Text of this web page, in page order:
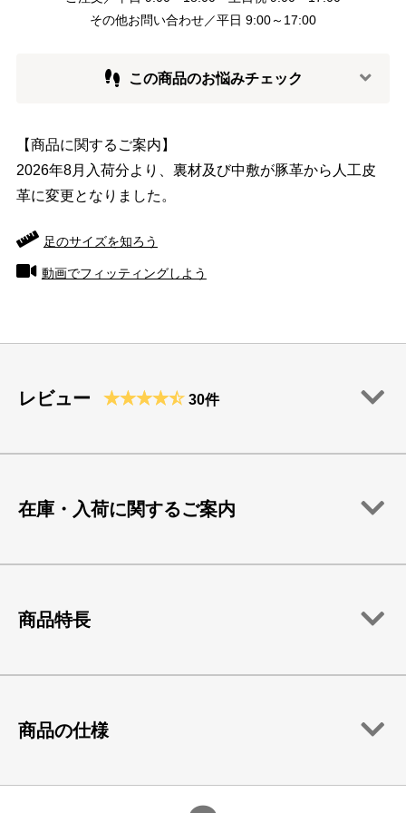
その他お問い合わせ／平日 9:00～17:00
この商品のお悩みチェック
【商品に関するご案内】
2026年8月入荷分より、裏材及び中敷が豚革から人工皮
革に変更となりました。
足のサイズを知ろう
動画でフィッティングしよう
レビュー 30件
在庫・入荷に関するご案内
商品特長
商品の仕様